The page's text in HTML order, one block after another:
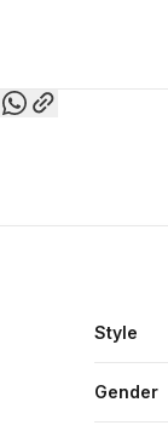
Style
Gender